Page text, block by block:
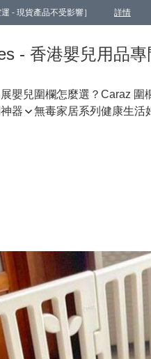
- 現貨產品不受影響］ 詳情
- 香港嬰兒用品專
嬰兒圍欄怎麼選？ Caraz 圍
器 無毒家居系列 健康生活